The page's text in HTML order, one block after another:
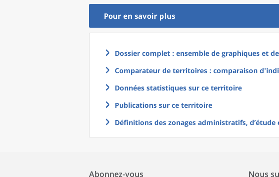
Pour en savoir plus
Dossier complet : ensemble de graphiques et
Comparateur de territoires : comparaison
Données statistiques sur ce territoire
Publications sur ce territoire
Définitions des zonages administratifs, d’étude
Abonnez-vous Nous